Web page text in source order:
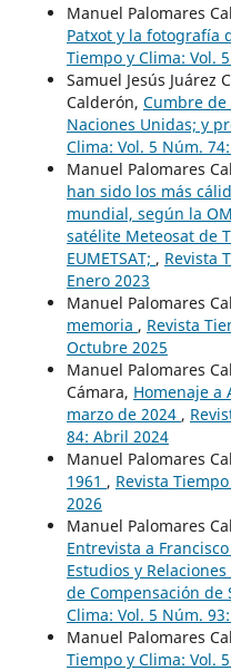
Manuel Palomares
Patxot y la fotografía
Tiempo y Clima: Vol.
Samuel Jesús Juárez
Calderón, Cumbre de
Naciones Unidas; y
Clima: Vol. 5 Núm.
Manuel Palomares
han sido los más
mundial, según la
satélite Meteosat de
EUMETSAT; , Revista
Enero 2023
Manuel Palomares
memoria , Revista
Octubre 2025
Manuel Palomares
Cámara, Homenaje a
marzo de 2024 ,
84: Abril 2024
Manuel Palomares
1961 , Revista
2026
Manuel Palomares
Entrevista a
Estudios y
de Compensación de
Clima: Vol. 5 Núm.
Manuel Palomares
Tiempo y Clima: Vol.